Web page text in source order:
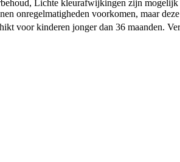
Lichte kleurafwijkingen zijn mogelijk
onregelmatigheden voorkomen, maar
voor kinderen jonger dan 36 maanden.